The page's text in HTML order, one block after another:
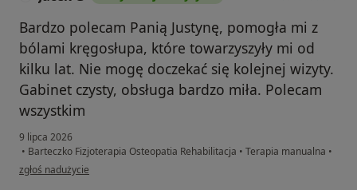
Bardzo polecam Panią Justynę, pomogła mi z
bólami kręgosłupa, które towarzyszyły mi od
kilku lat. Nie mogę doczekać się kolejnej wizyty.
Gabinet czysty, obsługa bardzo miła. Polecam
wszystkim
9 lipca 2026
• Barteczko Fizjoterapia Osteopatia Rehabilitacja • Terapia manualna •
w opinii użytkownika Jacek G
zgłoś nadużycie